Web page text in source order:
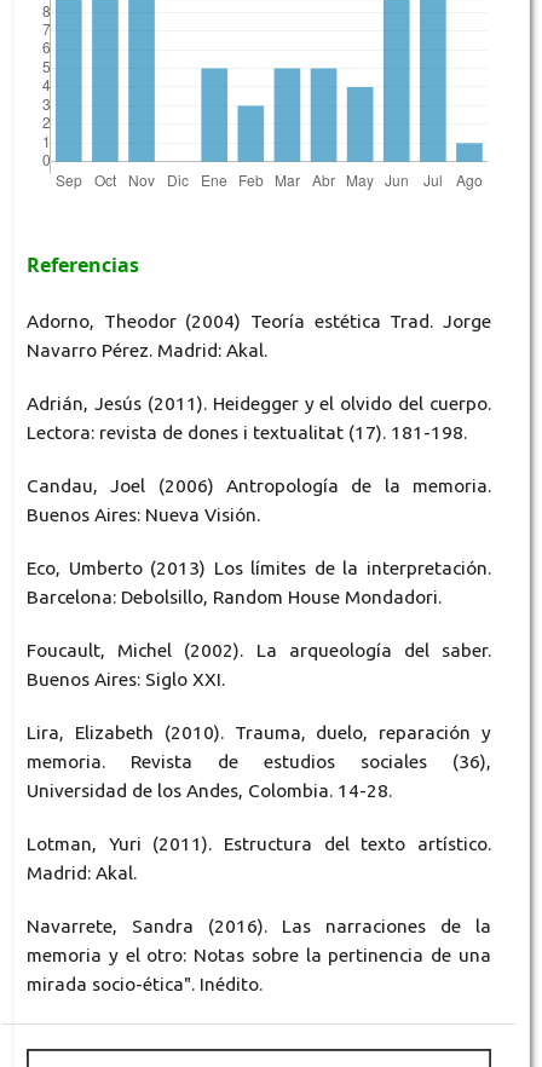
Referencias
Adorno, Theodor (2004) Teoría estética Trad. Jorge
Navarro Pérez. Madrid: Akal.
Adrián, Jesús (2011). Heidegger y el olvido del cuerpo.
Lectora: revista de dones i textualitat (17). 181-198.
Candau, Joel (2006) Antropología de la memoria.
Buenos Aires: Nueva Visión.
Eco, Umberto (2013) Los límites de la interpretación.
Barcelona: Debolsillo, Random House Mondadori.
Foucault, Michel (2002). La arqueología del saber.
Buenos Aires: Siglo XXI.
Lira, Elizabeth (2010). Trauma, duelo, reparación y
memoria. Revista de estudios sociales (36),
Universidad de los Andes, Colombia. 14-28.
Lotman, Yuri (2011). Estructura del texto artístico.
Madrid: Akal.
Navarrete, Sandra (2016). Las narraciones de la
memoria y el otro: Notas sobre la pertinencia de una
mirada socio-ética". Inédito.